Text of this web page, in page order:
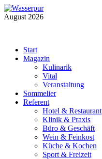
August 2026
Start
Magazin
Kulinarik
Vital
Veranstaltung
Sommelier
Referent
Hotel & Restaurant
Klinik & Praxis
Büro & Geschäft
Wein & Feinkost
Küche & Kochen
Sport & Freizeit